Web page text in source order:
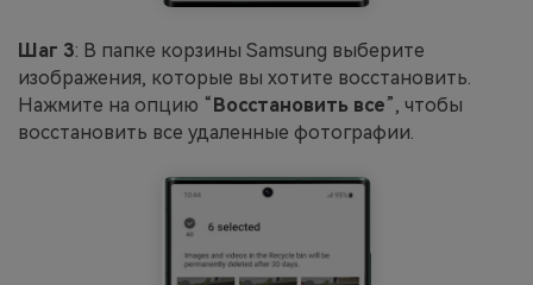
Шаг 3: В папке корзины Samsung выберите
изображения, которые вы хотите восстановить.
Нажмите на опцию “ Восстановить все”, чтобы
восстановить все удаленные фотографии.